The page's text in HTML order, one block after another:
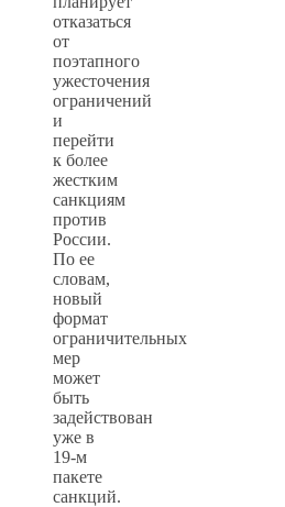
отказаться
от
поэтапного
ужесточения
ограничений
и
перейти
к более
жестким
санкциям
против
России.
По ее
словам,
новый
формат
ограничительных
мер
может
быть
задействован
уже в
19-м
пакете
санкций.